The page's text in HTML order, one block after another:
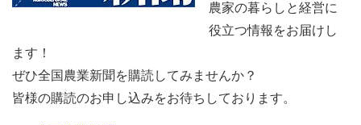
農家の暮らしと経営に
役立つ情報をお届けし
ます！
ぜひ全国農業新聞を購読してみませんか？
皆様の購読のお申し込みをお待ちしております。